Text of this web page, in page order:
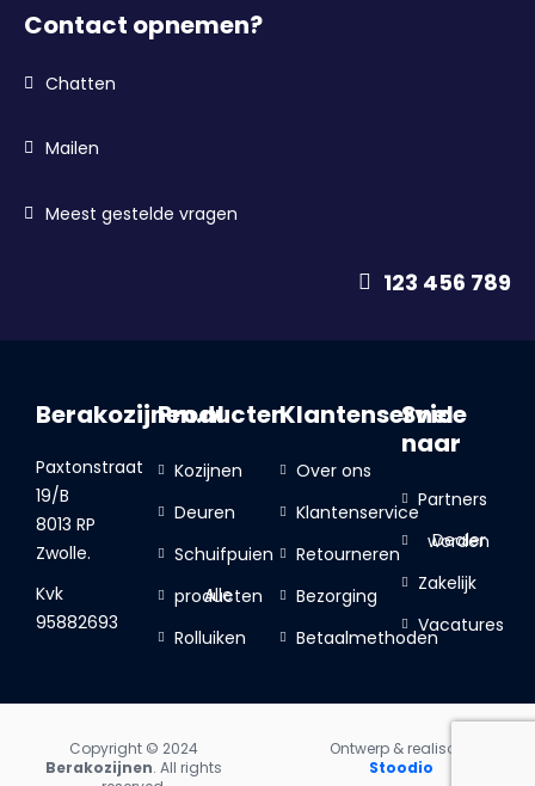
Contact opnemen?
Chatten
Mailen
Meest gestelde vragen
123 456 789
Berakozijnen.nl
Paxtonstraat
19/B
8013 RP
Zwolle.
Kvk
95882693
Producten
Kozijnen
Deuren
Schuifpuien
Alle producten
Rolluiken
Klantenservice
Over ons
Klantenservice
Retourneren
Bezorging
Betaalmethoden
Snel
naar
Partners
Dealer worden
Zakelijk
Vacatures
Copyright © 2024
Berakozijnen. All rights
Ontwerp & realisatie
Stoodio